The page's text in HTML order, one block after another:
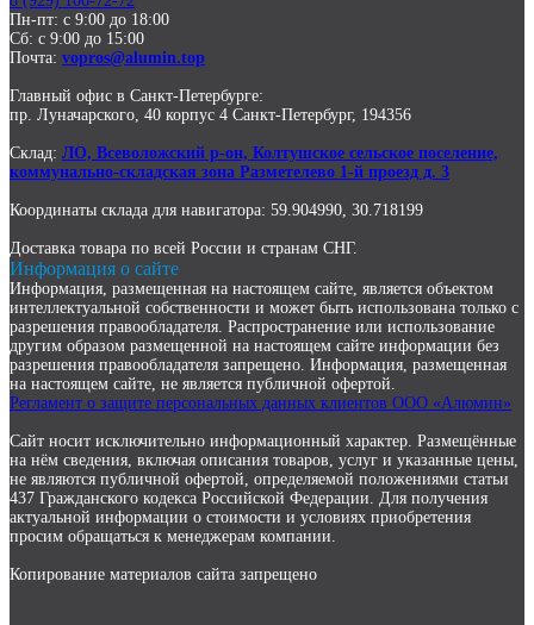
Пн-пт: с 9:00 до 18:00
Сб: с 9:00 до 15:00
Почта: vopros@alumin.top
Главный офис в Санкт-Петербурге:
пр. Луначарского, 40 корпус 4 Санкт-Петербург, 194356
Склад: ЛО, Всеволожский р-он, Колтушское сельское поселение,
коммунально-складская зона Разметелево 1-й проезд д. 3
Координаты склада для навигатора: 59.904990, 30.718199
Доставка товара по всей России и странам СНГ.
Информация о сайте
Информация, размещенная на настоящем сайте, является объектом
интеллектуальной собственности и может быть использована только с
разрешения правообладателя. Распространение или использование
другим образом размещенной на настоящем сайте информации без
разрешения правообладателя запрещено. Информация, размещенная
на настоящем сайте, не является публичной офертой.
Регламент о защите персональных данных клиентов ООО «Алюмин»
Сайт носит исключительно информационный характер. Размещённые
на нём сведения, включая описания товаров, услуг и указанные цены,
не являются публичной офертой, определяемой положениями статьи
437 Гражданского кодекса Российской Федерации. Для получения
актуальной информации о стоимости и условиях приобретения
просим обращаться к менеджерам компании.
Копирование материалов сайта запрещено